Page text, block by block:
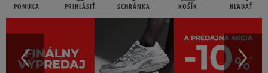
PONUKA PRIHLÁSIŤ SCHRÁNKA KOŠÍK HĽADAŤ